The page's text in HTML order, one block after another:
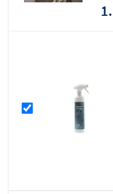
5 mm en een
afhankelijk van de
zijn vervaardigd uit
levensduur en